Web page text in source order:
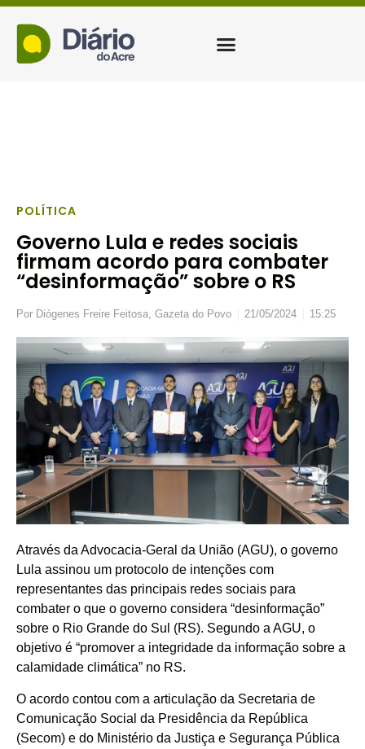
POLÍTICA
Governo Lula e redes sociais
firmam acordo para combater
“desinformação” sobre o RS
Por Diógenes Freire Feitosa, Gazeta do Povo 21/05/2024 15:25
Através da Advocacia-Geral da União (AGU), o governo
Lula assinou um protocolo de intenções com
representantes das principais redes sociais para
combater o que o governo considera “desinformação”
sobre o Rio Grande do Sul (RS). Segundo a AGU, o
objetivo é “promover a integridade da informação sobre a
calamidade climática” no RS.
O acordo contou com a articulação da Secretaria de
Comunicação Social da Presidência da República
(Secom) e do Ministério da Justiça e Segurança Pública